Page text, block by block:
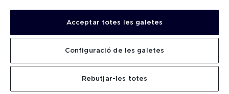
@h10marinabarcelona
Comparteix la teva experiència amb
#WelcomeH10
Acceptar totes les galetes
Rebutjar-les totes
Configuració de les galetes